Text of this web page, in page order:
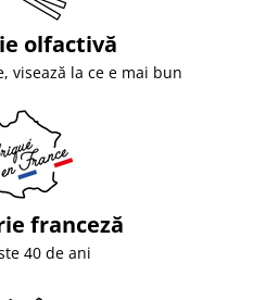
olfactivă
visează la ce e mai bun
franceză
40 de ani